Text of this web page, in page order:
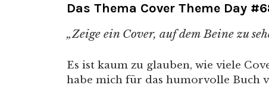
Das Thema Cover Theme Day
„Zeige ein Cover, auf dem Beine zu
Es ist kaum zu glauben, wie viele
habe mich für das humorvolle Buch